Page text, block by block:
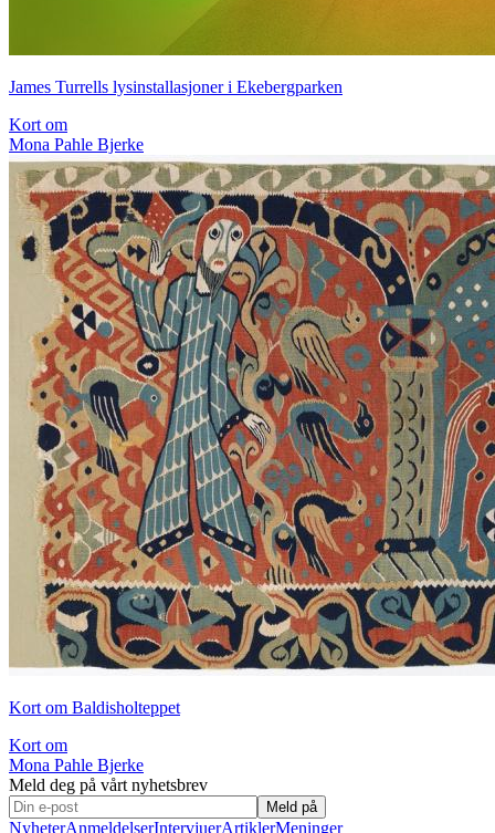
James Turrells lysinstallasjoner i Ekebergparken
Kort om
Mona Pahle Bjerke
Kort om Baldisholteppet
Kort om
Mona Pahle Bjerke
Meld deg på vårt nyhetsbrev
Meld på
NyheterAnmeldelserIntervjuerArtiklerMeninger